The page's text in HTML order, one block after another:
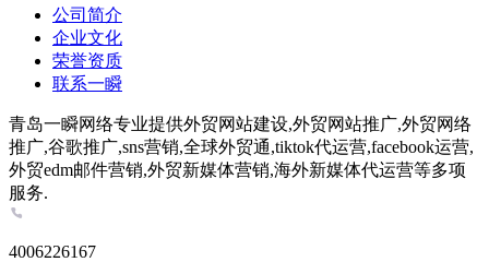
公司简介
企业文化
荣誉资质
联系一瞬
青岛一瞬网络专业提供外贸网站建设,外贸网站推广,外贸网络
推广,谷歌推广,sns营销,全球外贸通,tiktok代运营,facebook运营,
外贸edm邮件营销,外贸新媒体营销,海外新媒体代运营等多项
服务.
4006226167